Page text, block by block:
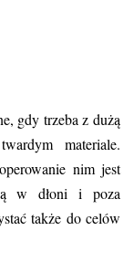
gdy trzeba z dużą
materiale.
nim jest
w dłoni i poza
także do celów